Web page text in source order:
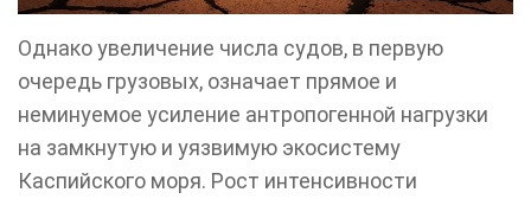
Однако увеличение числа судов, в первую
очередь грузовых, означает прямое и
неминуемое усиление антропогенной нагрузки
на замкнутую и уязвимую экосистему
Каспийского моря. Рост интенсивности